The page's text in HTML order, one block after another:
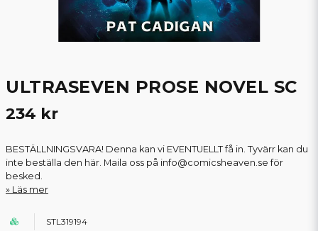
ULTRASEVEN PROSE NOVEL SC
234 kr
BESTÄLLNINGSVARA! Denna kan vi EVENTUELLT få in. Tyvärr kan du
inte beställa den här. Maila oss på info@comicsheaven.se för
besked.
Läs mer
STL319194